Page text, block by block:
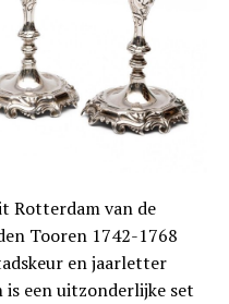
Rotterdam van de
Tooren 1742-1768
en jaarletter
is een uitzonderlijke set